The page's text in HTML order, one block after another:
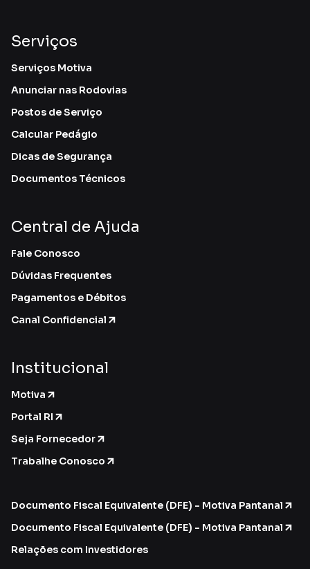
Serviços
Serviços Motiva
Anunciar nas Rodovias
Postos de Serviço
Calcular Pedágio
Dicas de Segurança
Documentos Técnicos
Central de Ajuda
Fale Conosco
Dúvidas Frequentes
Pagamentos e Débitos
Canal Confidencial
Institucional
Motiva
Portal RI
Seja Fornecedor
Trabalhe Conosco
Documento Fiscal Equivalente (DFE) - Motiva Pantanal
Documento Fiscal Equivalente (DFE) - Motiva Pantanal
Relações com Investidores